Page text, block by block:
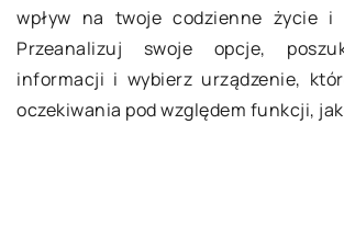
wpływ na twoje codzienne życie i
Przeanalizuj swoje opcje,
informacji i wybierz urządzenie,
oczekiwania pod względem funkcji,